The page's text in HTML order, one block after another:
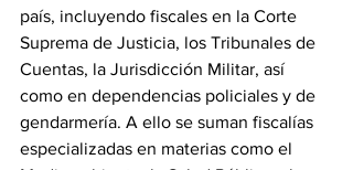
país, incluyendo fiscales en la Corte
Suprema de Justicia, los Tribunales de
Cuentas, la Jurisdicción Militar, así
como en dependencias policiales y de
gendarmería. A ello se suman fiscalías
especializadas en materias como el